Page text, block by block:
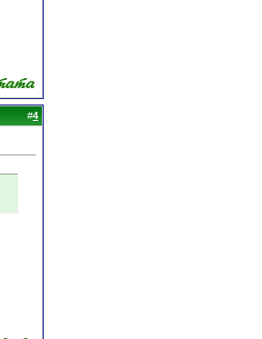
#4